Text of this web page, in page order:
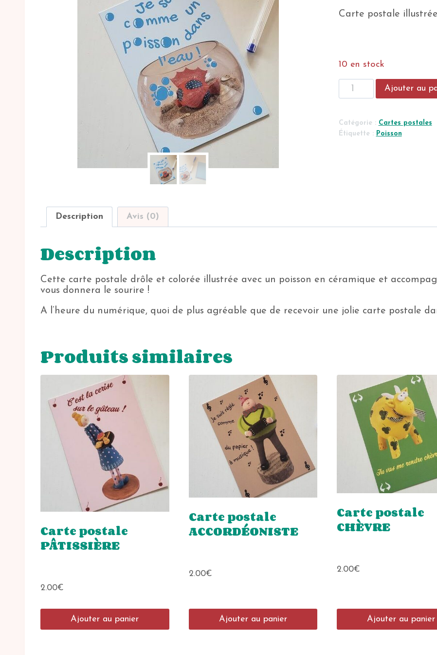
Carte postale
10 en stock
quantité
POISSON
Ajouter au
Catégorie : Cartes postales
Étiquette : Poisson
Description Avis (0)
Description
Cette carte postale drôle et colorée illustrée avec un poisson en céramique et
vous donnera le sourire !
A l’heure du numérique, quoi de plus agréable que de recevoir une jolie carte postale
Produits similaires
Carte postale
PÂTISSIÈRE
2.00€
Ajouter au panier
Carte postale
ACCORDÉONISTE
2.00€
Ajouter au panier
Carte postale
CHÈVRE
2.00€
Ajouter au panier